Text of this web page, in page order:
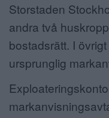
Storstaden
andra två
bostadsrätt. I
ursprunglig